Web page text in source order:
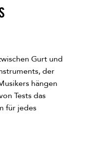
Gurt und
der
hängen
Tests das
für jedes